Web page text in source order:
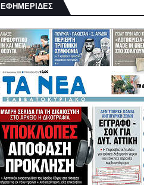
ΕΦΗΜΕΡΙΔΕΣ